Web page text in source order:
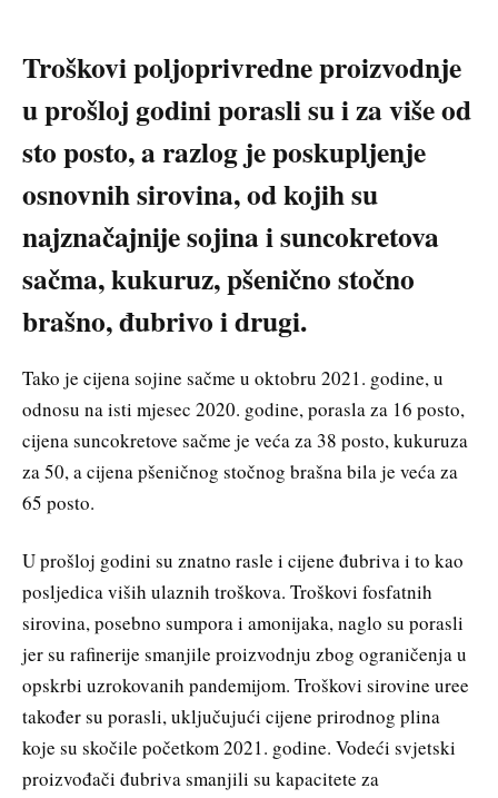
Troškovi poljoprivredne proizvodnje
u prošloj godini porasli su i za više od
sto posto, a razlog je poskupljenje
osnovnih sirovina, od kojih su
najznačajnije sojina i suncokretova
sačma, kukuruz, pšenično stočno
brašno, đubrivo i drugi.
Tako je cijena sojine sačme u oktobru 2021. godine, u
odnosu na isti mjesec 2020. godine, porasla za 16 posto,
cijena suncokretove sačme je veća za 38 posto, kukuruza
za 50, a cijena pšeničnog stočnog brašna bila je veća za
65 posto.
U prošloj godini su znatno rasle i cijene đubriva i to kao
posljedica viših ulaznih troškova. Troškovi fosfatnih
sirovina, posebno sumpora i amonijaka, naglo su porasli
jer su rafinerije smanjile proizvodnju zbog ograničenja u
opskrbi uzrokovanih pandemijom. Troškovi sirovine uree
također su porasli, uključujući cijene prirodnog plina
koje su skočile početkom 2021. godine. Vodeći svjetski
proizvođači đubriva smanjili su kapacitete za